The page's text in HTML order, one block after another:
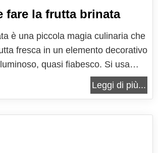
fare la frutta brinata
è una piccola magia culinaria che
fresca in un elemento decorativo
quasi fiabesco. Si usa
per adornare dolci, centrotavola
buffet delle feste, torte nuziali o
Leggi di più...